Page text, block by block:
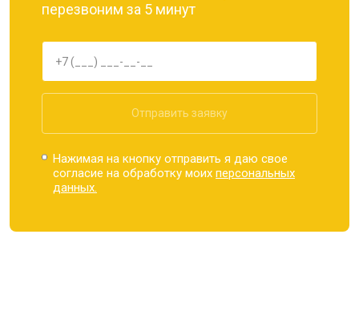
перезвоним за 5 минут
Отправить заявку
Нажимая на кнопку отправить я даю свое
согласие на обработку моихперсональных
данных.